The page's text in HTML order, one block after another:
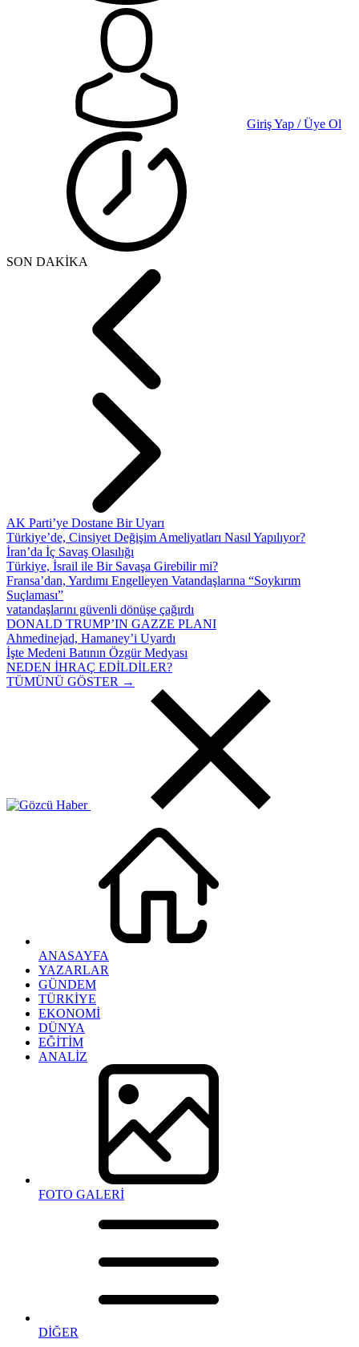
Giriş Yap / Üye Ol
SON DAKİKA
AK Parti’ye Dostane Bir Uyarı
Türkiye’de, Cinsiyet Değişim Ameliyatları Nasıl Yapılıyor?
İran’da İç Savaş Olasılığı
Türkiye, İsrail ile Bir Savaşa Girebilir mi?
Fransa’dan, Yardımı Engelleyen Vatandaşlarına “Soykırım
Suçlaması”
vatandaşlarını güvenli dönüşe çağırdı
DONALD TRUMP’IN GAZZE PLANI
Ahmedinejad, Hamaney’i Uyardı
İşte Medeni Batının Özgür Medyası
NEDEN İHRAÇ EDİLDİLER?
TÜMÜNÜ GÖSTER →
ANASAYFA
YAZARLAR
GÜNDEM
TÜRKİYE
EKONOMİ
DÜNYA
EĞİTİM
ANALİZ
FOTO GALERİ
DİĞER